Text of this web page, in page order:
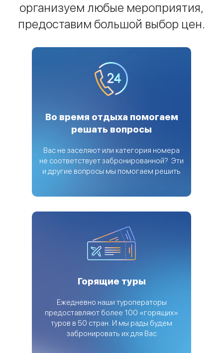
организуем любые мероприятия,
предоставим большой выбор цен.
Во время отдыха помогаем
решать вопросы
Вас не заселяют или категория номера
не соответствует забронированной? Эти
и другие вопросы мы помогаем решить
Горящие туры
Ежедневно наши туроператоры
предоставляют более 100 «горящих»
туров в 50 стран. И мы рады будем
забронировать их для Вас